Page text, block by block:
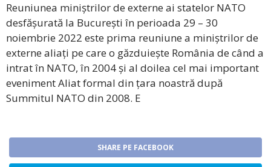
Reuniunea miniștrilor de externe ai statelor NATO
desfășurată la București în perioada 29 – 30
noiembrie 2022 este prima reuniune a miniștrilor de
externe aliați pe care o găzduiește România de când a
intrat în NATO, în 2004 și al doilea cel mai important
eveniment Aliat formal din țara noastră după
Summitul NATO din 2008. E
SHARE PE FACEBOOK